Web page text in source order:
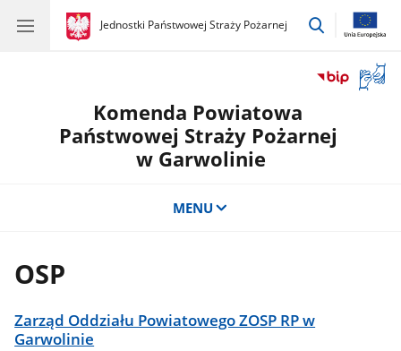
gov.pl
Jednostki Państwowej Straży Pożarnej
gov.pl
Jednostki
przejdź
okno
Komenda Powiatowa
Państwowej Straży Pożarnej
w Garwolinie
MENU
OSP
Zarząd Oddziału Powiatowego ZOSP RP w
Garwolinie